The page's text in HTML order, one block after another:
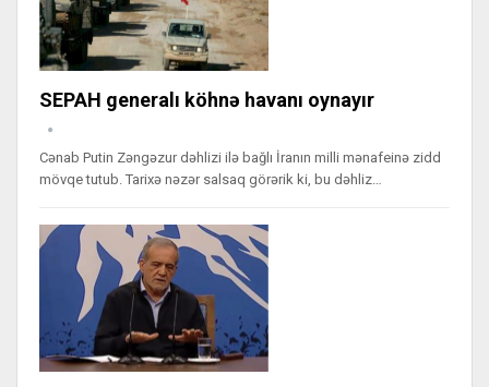
SEPAH generalı köhnə havanı oynayır
Cənab Putin Zəngəzur dəhlizi ilə bağlı İranın milli mənafeinə zidd
mövqe tutub. Tarixə nəzər salsaq görərik ki, bu dəhliz…